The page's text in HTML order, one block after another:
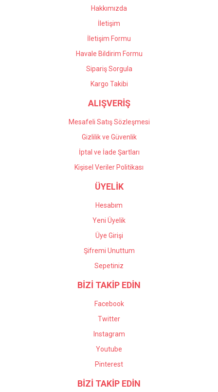
Gönder
Hakkımızda
İletişim
İletişim Formu
Havale Bildirim Formu
Sipariş Sorgula
Kargo Takibi
ALIŞVERİŞ
Mesafeli Satış Sözleşmesi
Gizlilik ve Güvenlik
İptal ve İade Şartları
Kişisel Veriler Politikası
ÜYELİK
Hesabım
Yeni Üyelik
Üye Girişi
Şifremi Unuttum
Sepetiniz
BİZİ TAKİP EDİN
Facebook
Twitter
Instagram
Youtube
Pinterest
BİZİ TAKİP EDİN